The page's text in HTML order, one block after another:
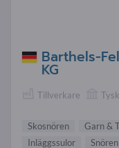
Barthels-
KG
Tillverkare
Skosnören Garn &
Inläggssulor
Snören